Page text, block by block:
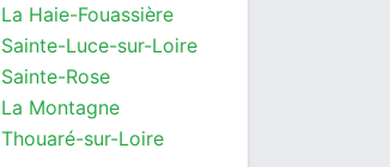
La Haie-Fouassière
Sainte-Luce-sur-Loire
Sainte-Rose
La Montagne
Thouaré-sur-Loire